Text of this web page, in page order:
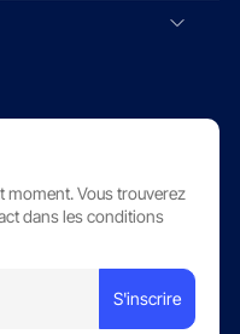
moment. Vous trouverez
dans les conditions
S'inscrire